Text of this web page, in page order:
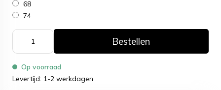
68
74
Bestellen
Op voorraad
Levertijd: 1-2 werkdagen